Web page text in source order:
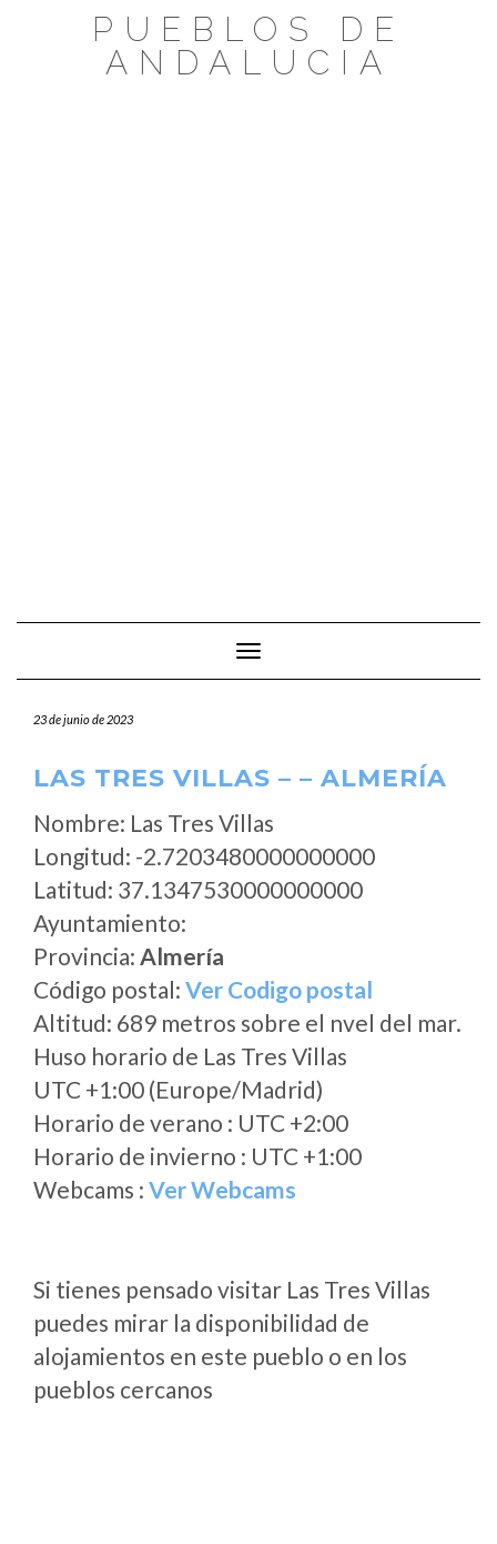
PUEBLOS DE
ANDALUCIA
Cambiar modo de navegación
23 de junio de 2023
LAS TRES VILLAS – – ALMERÍA
Nombre: Las Tres Villas
Longitud: -2.7203480000000000
Latitud: 37.1347530000000000
Ayuntamiento:
Provincia: Almería
Código postal: Ver Codigo postal
Altitud: 689 metros sobre el nvel del mar.
Huso horario de Las Tres Villas
UTC +1:00 (Europe/Madrid)
Horario de verano : UTC +2:00
Horario de invierno : UTC +1:00
Webcams : Ver Webcams
Si tienes pensado visitar Las Tres Villas
puedes mirar la disponibilidad de
alojamientos en este pueblo o en los
pueblos cercanos